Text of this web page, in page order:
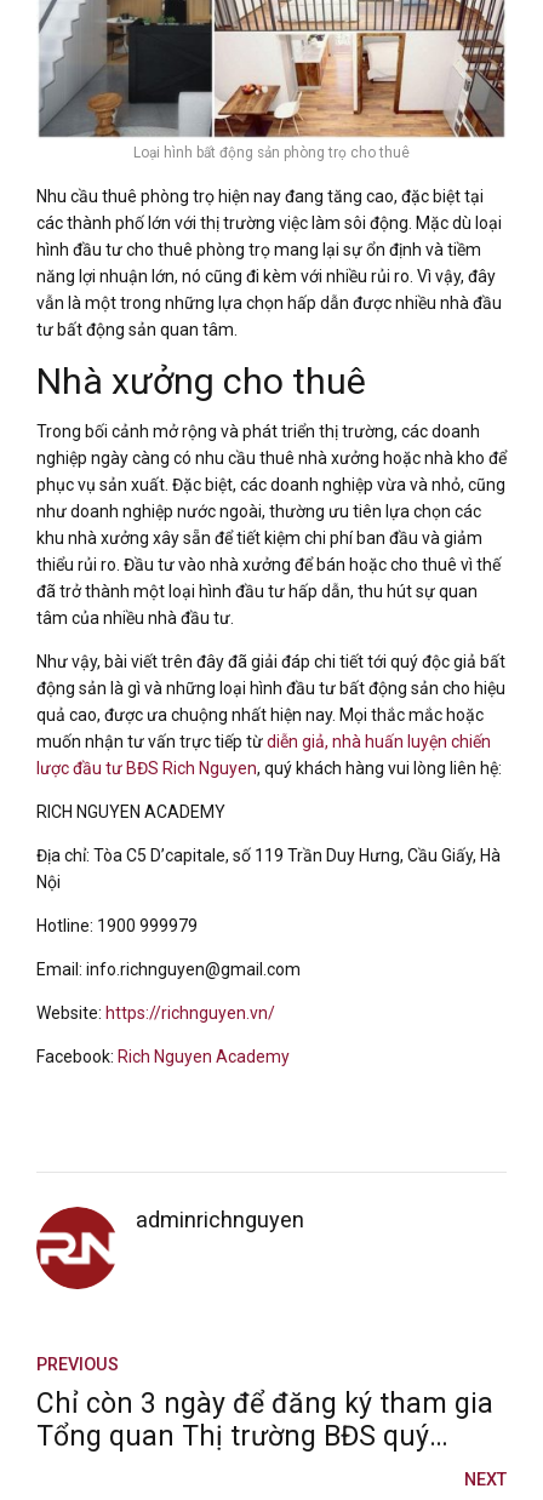
Loại hình bất động sản phòng trọ cho thuê
Nhu cầu thuê phòng trọ hiện nay đang tăng cao, đặc biệt tại
các thành phố lớn với thị trường việc làm sôi động. Mặc dù loại
hình đầu tư cho thuê phòng trọ mang lại sự ổn định và tiềm
năng lợi nhuận lớn, nó cũng đi kèm với nhiều rủi ro. Vì vậy, đây
vẫn là một trong những lựa chọn hấp dẫn được nhiều nhà đầu
tư bất động sản quan tâm.
Nhà xưởng cho thuê
Trong bối cảnh mở rộng và phát triển thị trường, các doanh
nghiệp ngày càng có nhu cầu thuê nhà xưởng hoặc nhà kho để
phục vụ sản xuất. Đặc biệt, các doanh nghiệp vừa và nhỏ, cũng
như doanh nghiệp nước ngoài, thường ưu tiên lựa chọn các
khu nhà xưởng xây sẵn để tiết kiệm chi phí ban đầu và giảm
thiểu rủi ro. Đầu tư vào nhà xưởng để bán hoặc cho thuê vì thế
đã trở thành một loại hình đầu tư hấp dẫn, thu hút sự quan
tâm của nhiều nhà đầu tư.
Như vậy, bài viết trên đây đã giải đáp chi tiết tới quý độc giả bất
động sản là gì và những loại hình đầu tư bất động sản cho hiệu
quả cao, được ưa chuộng nhất hiện nay. Mọi thắc mắc hoặc
muốn nhận tư vấn trực tiếp từdiễn giả, nhà huấn luyện chiến
lược đầu tư BĐS Rich Nguyen, quý khách hàng vui lòng liên hệ:
RICH NGUYEN ACADEMY
Địa chỉ: Tòa C5 D’capitale, số 119 Trần Duy Hưng, Cầu Giấy, Hà
Nội
Hotline: 1900 999979
Email: info.richnguyen@gmail.com
Website: https://richnguyen.vn/
Facebook: Rich Nguyen Academy
adminrichnguyen
PREVIOUS
Chỉ còn 3 ngày để đăng ký tham gia
Tổng quan Thị trường BĐS quý
NEXT